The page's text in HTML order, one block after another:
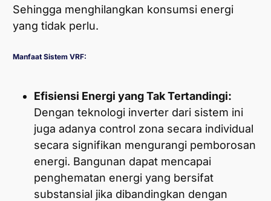
Sehingga menghilangkan konsumsi energi
yang tidak perlu.
Manfaat Sistem VRF:
Efisiensi Energi yang Tak Tertandingi:
Dengan teknologi inverter dari sistem ini
juga adanya control zona secara individual
secara signifikan mengurangi pemborosan
energi. Bangunan dapat mencapai
penghematan energi yang bersifat
substansial jika dibandingkan dengan